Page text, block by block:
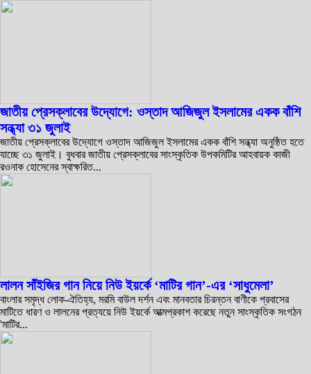
জাতীয় প্রেসক্লাবের উদ্যোগে: ওস্তাদ আজিজুল ইসলামের একক বাঁশি
সন্ধ্যা ৩১ জুলাই
জাতীয় প্রেসক্লাবের উদ্যোগে ওস্তাদ আজিজুল ইসলামের একক বাঁশি সন্ধ্যা অনুষ্ঠিত হতে
যাচ্ছে ৩১ জুলাই। বুধবার জাতীয় প্রেসক্লাবের সাংস্কৃতিক উপকমিটির আহবায়ক কাজী
রওনাক হোসেনের স্বাক্ষরিত...
লালন সাঁইজির গান নিয়ে নিউ ইয়র্কে ‘মাটির গান’-এর ‘সাধুমেলা’
বাংলার সমৃদ্ধ লোক-ঐতিহ্য, মরমি বাউল দর্শন এবং মানবতার চিরন্তন বাণীকে প্রবাসের
মাটিতে ধারণ ও লালনের প্রত্যয়ে নিউ ইয়র্কে আত্মপ্রকাশ করেছে নতুন সাংস্কৃতিক সংগঠন
'মাটির...